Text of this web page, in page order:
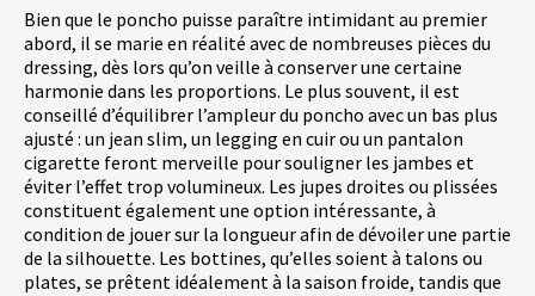
Bien que le poncho puisse paraître intimidant au premier
abord, il se marie en réalité avec de nombreuses pièces du
dressing, dès lors qu’on veille à conserver une certaine
harmonie dans les proportions. Le plus souvent, il est
conseillé d’équilibrer l’ampleur du poncho avec un bas plus
ajusté : un jean slim, un legging en cuir ou un pantalon
cigarette feront merveille pour souligner les jambes et
éviter l’effet trop volumineux. Les jupes droites ou plissées
constituent également une option intéressante, à
condition de jouer sur la longueur afin de dévoiler une partie
de la silhouette. Les bottines, qu’elles soient à talons ou
plates, se prêtent idéalement à la saison froide, tandis que